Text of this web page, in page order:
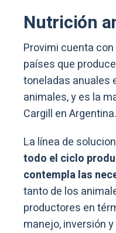
Nutrición
Provimi cuenta
países que
toneladas anuales
animales, y es la
Cargill en Argentina.
La línea de
todo el ciclo
contempla las
tanto de los
productores en
manejo, inversión